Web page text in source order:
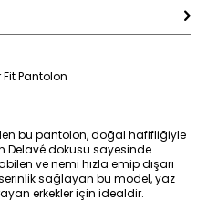
Pantolon
bu pantolon, doğal hafifliğiyle
Delavé dokusu sayesinde
ve nemi hızla emip dışarı
sağlayan bu model, yaz
erkekler için idealdir.